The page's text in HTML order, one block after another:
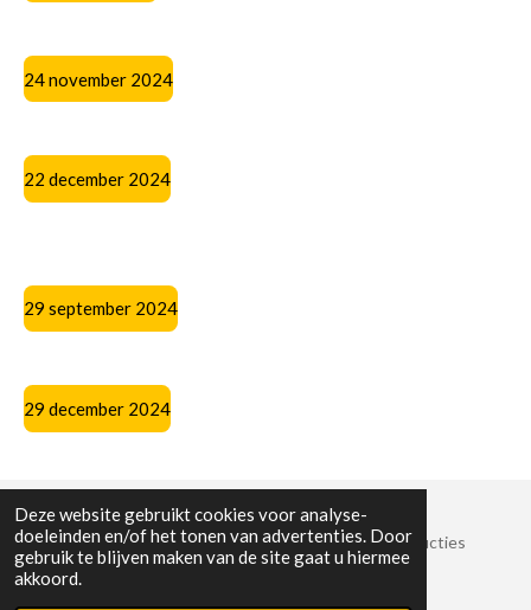
Deze website gebruikt cookies voor analyse-
doeleinden en/of het tonen van advertenties. Door
gebruik te blijven maken van de site gaat u hiermee
akkoord.
24 november 2024
22 december 2024
29 september 2024
29 december 2024
© 2022 Stichting Crossroads Sessies en Muziekproducties
KvK-nummer: 8825389